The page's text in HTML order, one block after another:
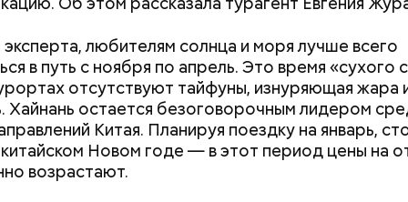
любителям солнца и моря лучше всего
в путь с ноября по апрель. Это время «сухого
отсутствуют тайфуны, изнуряющая жара
Хайнань остается безоговорочным лидером
Китая. Планируя поездку на январь,
Новом годе — в этот период цены на
возрастают.
день бесконечности придумал
Пьер Ади Феньо в 1987 году. Так как цифра
бесконечности, то и дата была выбрана
тематические лекции по
а также проводят выставки на тему
масло;
черри либо грунтовые.